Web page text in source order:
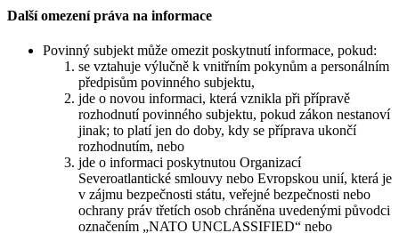
Další omezení práva na informace
Povinný subjekt může omezit poskytnutí informace, pokud:
se vztahuje výlučně k vnitřním pokynům a personálním
předpisům povinného subjektu,
jde o novou informaci, která vznikla při přípravě
rozhodnutí povinného subjektu, pokud zákon nestanoví
jinak; to platí jen do doby, kdy se příprava ukončí
rozhodnutím, nebo
jde o informaci poskytnutou Organizací
Severoatlantické smlouvy nebo Evropskou unií, která je
v zájmu bezpečnosti státu, veřejné bezpečnosti nebo
ochrany práv třetích osob chráněna uvedenými původci
označením „NATO UNCLASSIFIED“ nebo